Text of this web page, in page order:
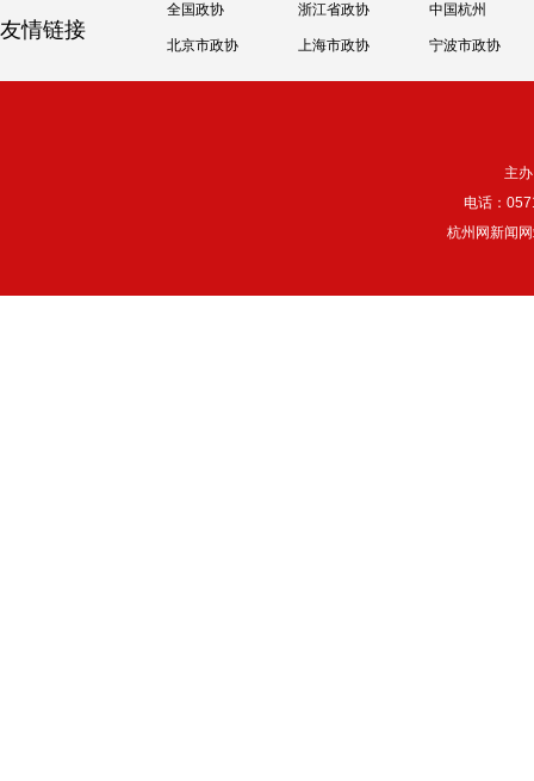
友情链接
全国政协 浙江省政协 中国杭州
北京市政协 上海市政协 宁波市政协
主
电话：
杭州网新闻